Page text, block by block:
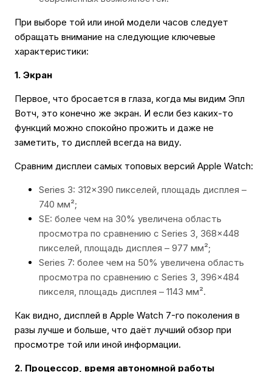
При выборе той или иной модели часов следует
обращать внимание на следующие ключевые
характеристики:
1. Экран
Первое, что бросается в глаза, когда мы видим Эпл
Вотч, это конечно же экран. И если без каких-то
функций можно спокойно прожить и даже не
заметить, то дисплей всегда на виду.
Сравним дисплеи самых топовых версий Apple Watch:
Series 3: 312×390 пикселей, площадь дисплея –
740 мм²;
SE: более чем на 30% увеличена область
просмотра по сравнению с Series 3, 368×448
пикселей, площадь дисплея – 977 мм²;
Series 7: более чем на 50% увеличена область
просмотра по сравнению с Series 3, 396×484
пикселя, площадь дисплея – 1143 мм².
Как видно, дисплей в Apple Watch 7-го поколения в
разы лучше и больше, что даёт лучший обзор при
просмотре той или иной информации.
2. Процессор, время автономной работы